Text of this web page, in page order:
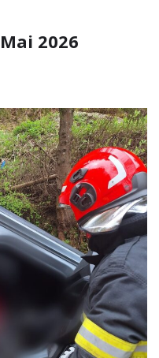
2026